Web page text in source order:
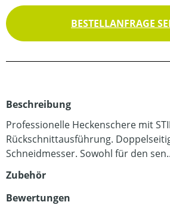
BESTELLANFRAGE
Beschreibung
Professionelle Heckenschere mit
Rückschnittausführung.
Schneidmesser. Sowohl für den
Zubehör
Bewertungen